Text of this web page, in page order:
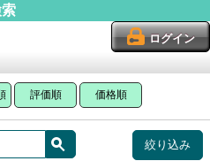
ログイン
評価順 価格順
絞り込み